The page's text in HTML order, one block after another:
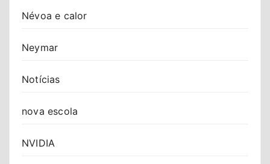
Névoa e calor
Neymar
Notícias
nova escola
NVIDIA